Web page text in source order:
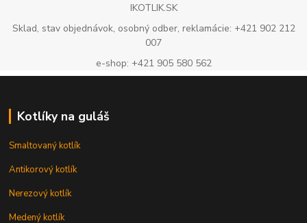
IKOTLIK.SK
Sklad, stav objednávok, osobný odber, reklamácie: +421 902 212
007
e-shop: +421 905 580 562
Kotlíky na guláš
Smaltovaný kotlík
Antikorový kotlík
Nerezový kotlík
Medený kotlík